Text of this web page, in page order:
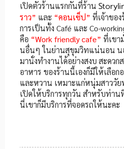
เปิดตัวร้านแรกกันที่ร้าน
ราว” และ “คอนเซ็ป” ที่เจ้าขอ
การเป็นทั้ง Café และ Co-
คือ “Work friendly cafe” ที่เขา
นอื่นๆ ในย่านสุขุมวิทแน่นอน น
มานั่งทำงานได้อย่างสงบ สะดวก
อาหาร ของร้านนี้เองก็มีให้เลือก
และหวาน เหมาะแก่หนุ่มสาววัย
เปิดให้บริการทุกวัน สำหรับท่าน
นี่เขาก็มีบริการที่จอดรถให้นะคะ